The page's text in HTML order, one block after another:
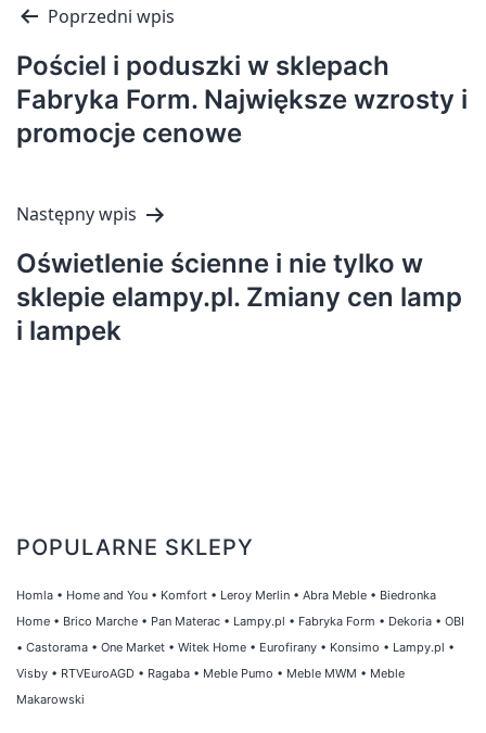
Nawigacja
wpisu
Poprzedni wpis
Pościel i poduszki w sklepach
Fabryka Form. Największe wzrosty i
promocje cenowe
Następny wpis
Oświetlenie ścienne i nie tylko w
sklepie elampy.pl. Zmiany cen lamp
i lampek
POPULARNE SKLEPY
Homla • Home and You • Komfort • Leroy Merlin • Abra Meble • Biedronka
Home • Brico Marche • Pan Materac • Lampy.pl • Fabryka Form • Dekoria • OBI
• Castorama • One Market • Witek Home • Eurofirany • Konsimo • Lampy.pl •
Visby • RTVEuroAGD • Ragaba • Meble Pumo • Meble MWM • Meble
Makarowski